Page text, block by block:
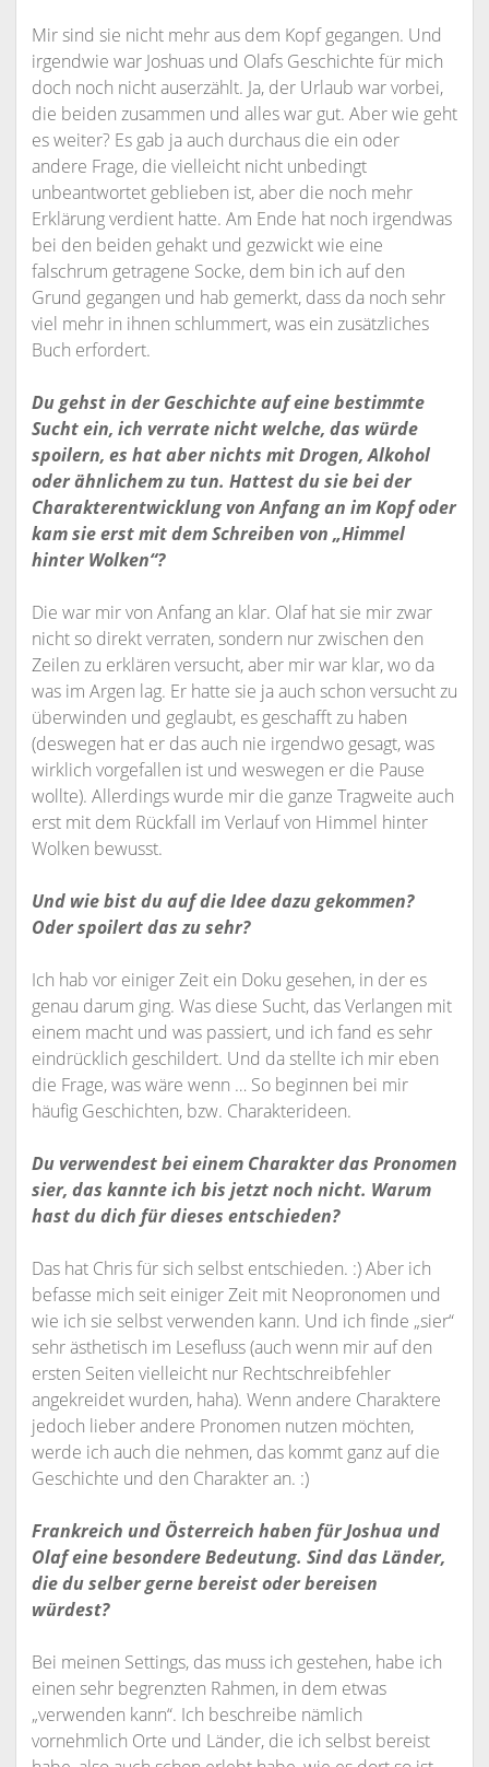
Mir sind sie nicht mehr aus dem Kopf gegangen. Und
irgendwie war Joshuas und Olafs Geschichte für mich
doch noch nicht auserzählt. Ja, der Urlaub war vorbei,
die beiden zusammen und alles war gut. Aber wie geht
es weiter? Es gab ja auch durchaus die ein oder
andere Frage, die vielleicht nicht unbedingt
unbeantwortet geblieben ist, aber die noch mehr
Erklärung verdient hatte. Am Ende hat noch irgendwas
bei den beiden gehakt und gezwickt wie eine
falschrum getragene Socke, dem bin ich auf den
Grund gegangen und hab gemerkt, dass da noch sehr
viel mehr in ihnen schlummert, was ein zusätzliches
Buch erfordert.
Du gehst in der Geschichte auf eine bestimmte
Sucht ein, ich verrate nicht welche, das würde
spoilern, es hat aber nichts mit Drogen, Alkohol
oder ähnlichem zu tun. Hattest du sie bei der
Charakterentwicklung von Anfang an im Kopf oder
kam sie erst mit dem Schreiben von „Himmel
hinter Wolken“?
Die war mir von Anfang an klar. Olaf hat sie mir zwar
nicht so direkt verraten, sondern nur zwischen den
Zeilen zu erklären versucht, aber mir war klar, wo da
was im Argen lag. Er hatte sie ja auch schon versucht zu
überwinden und geglaubt, es geschafft zu haben
(deswegen hat er das auch nie irgendwo gesagt, was
wirklich vorgefallen ist und weswegen er die Pause
wollte). Allerdings wurde mir die ganze Tragweite auch
erst mit dem Rückfall im Verlauf von Himmel hinter
Wolken bewusst.
Und wie bist du auf die Idee dazu gekommen?
Oder spoilert das zu sehr?
Ich hab vor einiger Zeit ein Doku gesehen, in der es
genau darum ging. Was diese Sucht, das Verlangen mit
einem macht und was passiert, und ich fand es sehr
eindrücklich geschildert. Und da stellte ich mir eben
die Frage, was wäre wenn … So beginnen bei mir
häufig Geschichten, bzw. Charakterideen.
Du verwendest bei einem Charakter das Pronomen
sier, das kannte ich bis jetzt noch nicht. Warum
hast du dich für dieses entschieden?
Das hat Chris für sich selbst entschieden. :) Aber ich
befasse mich seit einiger Zeit mit Neopronomen und
wie ich sie selbst verwenden kann. Und ich finde „sier“
sehr ästhetisch im Lesefluss (auch wenn mir auf den
ersten Seiten vielleicht nur Rechtschreibfehler
angekreidet wurden, haha). Wenn andere Charaktere
jedoch lieber andere Pronomen nutzen möchten,
werde ich auch die nehmen, das kommt ganz auf die
Geschichte und den Charakter an. :)
Frankreich und Österreich haben für Joshua und
Olaf eine besondere Bedeutung. Sind das Länder,
die du selber gerne bereist oder bereisen
würdest?
Bei meinen Settings, das muss ich gestehen, habe ich
einen sehr begrenzten Rahmen, in dem etwas
„verwenden kann“. Ich beschreibe nämlich
vornehmlich Orte und Länder, die ich selbst bereist